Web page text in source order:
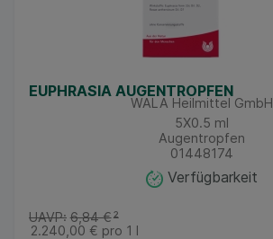
EUPHRASIA AUGENTROPFEN
WALA Heilmittel GmbH
5X0.5 ml
Augentropfen
01448174
Verfügbarkeit
UAVP: 6,84 €²
2.240,00 € pro 1 l